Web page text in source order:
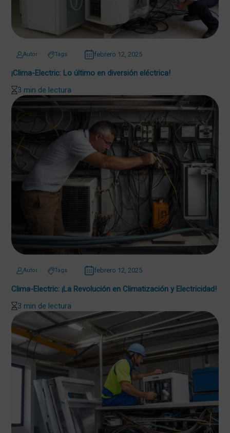
Autor Tags febrero 12, 2025
¡Clima-Electric: Lo último en diversión eléctrica!
3 min de lectura
Autor Tags febrero 12, 2025
Clima-Electric: ¡La Revolución en Climatización y Electricidad!
3 min de lectura